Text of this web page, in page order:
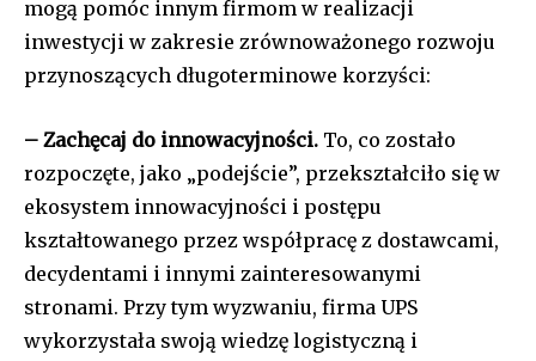
mogą pomóc innym firmom w realizacji
inwestycji w zakresie zrównoważonego rozwoju
przynoszących długoterminowe korzyści:
– Zachęcaj do innowacyjności. To, co zostało
rozpoczęte, jako „podejście”, przekształciło się w
ekosystem innowacyjności i postępu
kształtowanego przez współpracę z dostawcami,
decydentami i innymi zainteresowanymi
stronami. Przy tym wyzwaniu, firma UPS
wykorzystała swoją wiedzę logistyczną i